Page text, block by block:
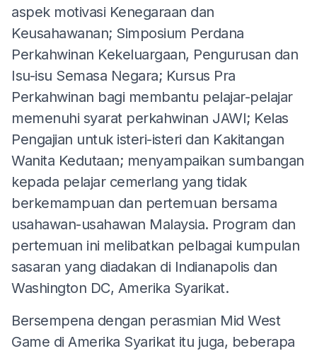
aspek motivasi Kenegaraan dan
Keusahawanan; Simposium Perdana
Perkahwinan Kekeluargaan, Pengurusan dan
Isu-isu Semasa Negara; Kursus Pra
Perkahwinan bagi membantu pelajar-pelajar
memenuhi syarat perkahwinan JAWI; Kelas
Pengajian untuk isteri-isteri dan Kakitangan
Wanita Kedutaan; menyampaikan sumbangan
kepada pelajar cemerlang yang tidak
berkemampuan dan pertemuan bersama
usahawan-usahawan Malaysia. Program dan
pertemuan ini melibatkan pelbagai kumpulan
sasaran yang diadakan di Indianapolis dan
Washington DC, Amerika Syarikat.
Bersempena dengan perasmian Mid West
Game di Amerika Syarikat itu juga, beberapa